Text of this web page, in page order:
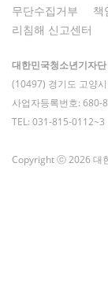
무단수집거부
책
리침해 신고센터
대한민국청소년기자
(10497) 경기도 고양
사업자등록번호: 680-
TEL: 031-815-
Copyright ⓒ 2026 대